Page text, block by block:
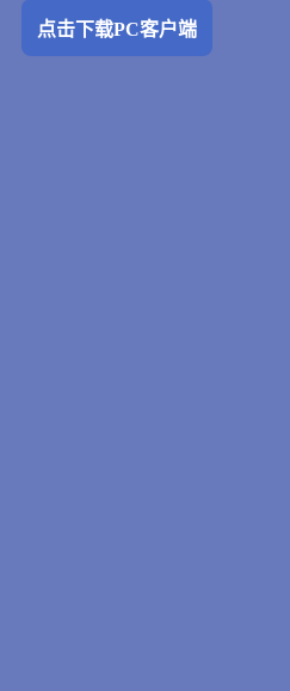
点击下载PC客户端